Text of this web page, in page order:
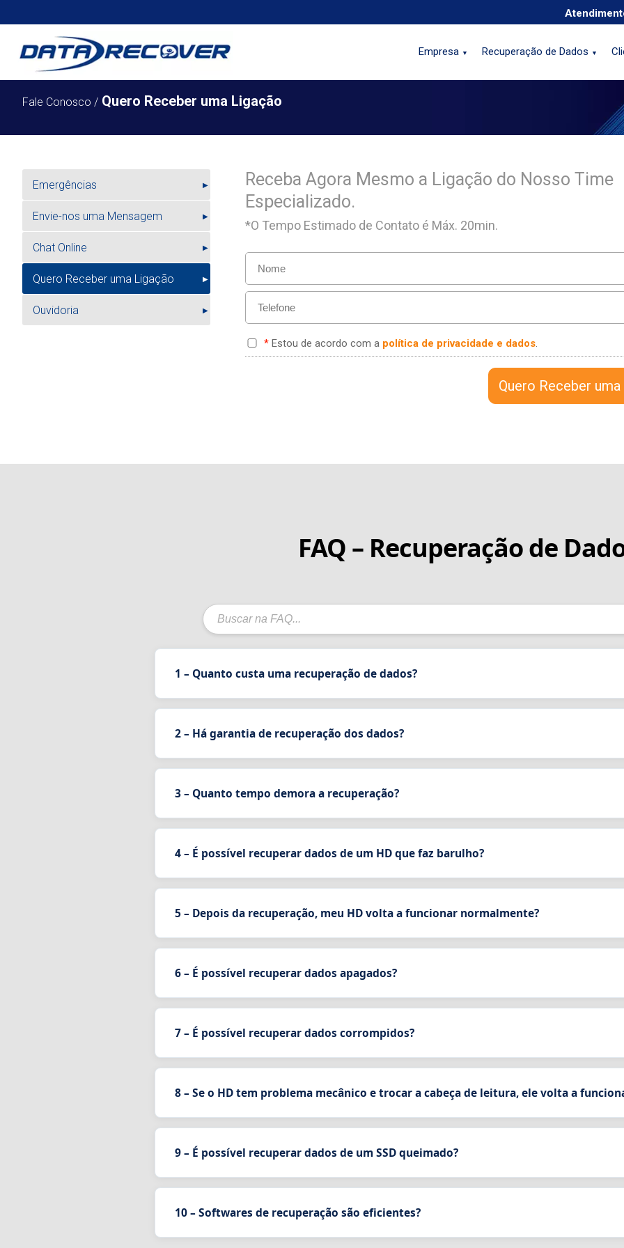
Empresa ▼ Recuperação de Dados ▼
Fale Conosco / Quero Receber uma Ligação
Emergências ▶
Envie-nos uma Mensagem ▶
Chat Online ▶
Quero Receber uma Ligação ▶
Ouvidoria ▶
Receba Agora Mesmo a Ligação do Nosso Time
Especializado.
*O Tempo Estimado de Contato é Máx. 20min.
* Estou de acordo com a política de privacidade e dados
FAQ – Recuperação de
1 – Quanto custa uma recuperação de dados?
2 – Há garantia de recuperação dos dados?
3 – Quanto tempo demora a recuperação?
4 – É possível recuperar dados de um HD que faz barulho?
5 – Depois da recuperação, meu HD volta a funcionar normalmente?
6 – É possível recuperar dados apagados?
7 – É possível recuperar dados corrompidos?
8 – Se o HD tem problema mecânico e trocar a cabeça de leitura, ele volta a
9 – É possível recuperar dados de um SSD queimado?
10 – Softwares de recuperação são eficientes?